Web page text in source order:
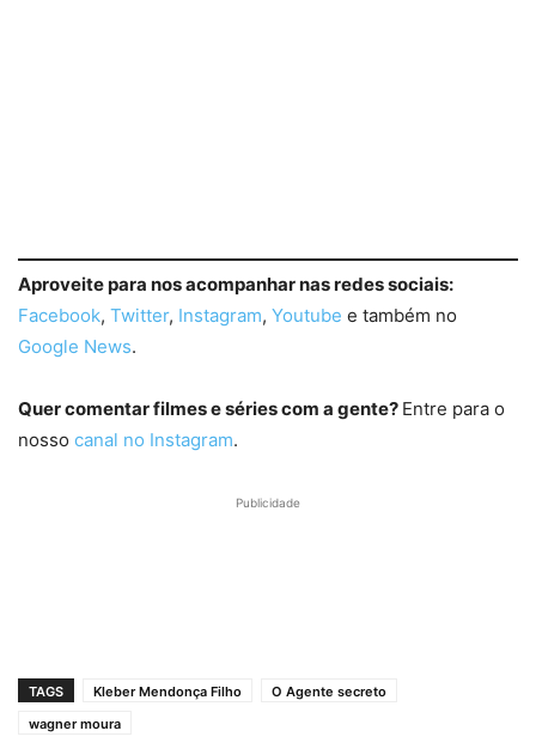
Aproveite para nos acompanhar nas redes sociais:
Facebook, Twitter, Instagram, Youtube e também no
Google News.
Quer comentar filmes e séries com a gente? Entre para o
nosso canal no Instagram.
Publicidade
TAGS Kleber Mendonça Filho
O Agente secreto
wagner moura